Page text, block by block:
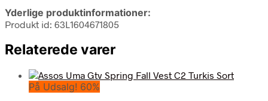
Yderlige produktinformationer:
Produkt id: 63L1604671805
Relaterede varer
På Udsalg! 60%